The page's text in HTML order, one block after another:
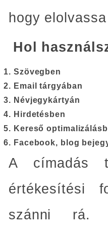
hogy
Hol
Szövegben
Email tárgyában
Névjegykártyán
Hirdetésben
Kereső
Facebook, blog
A címadás
értékesítési
szánni rá.